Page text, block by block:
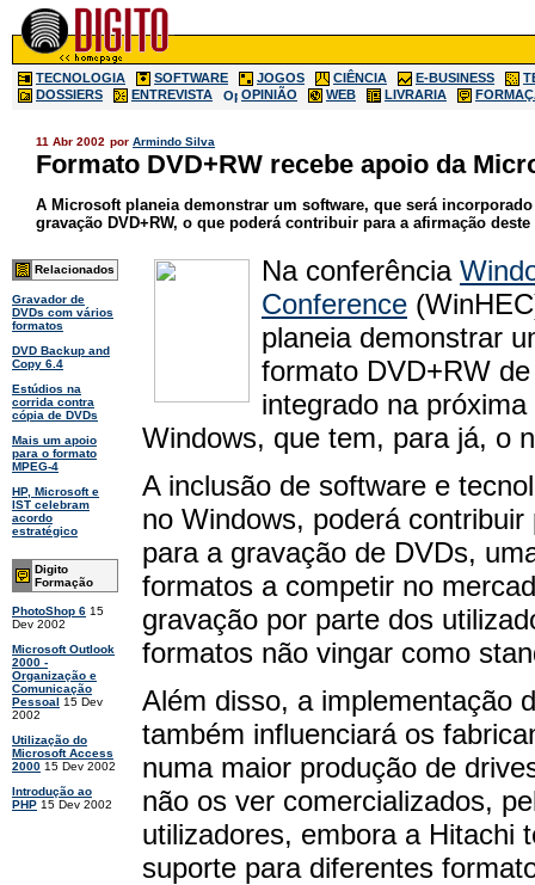
TECNOLOGIA SOFTWARE JOGOS CIÊNCIA E-BUSINESS
DOSSIERS
ENTREVISTA OPINIÃO WEB LIVRARIA
11 Abr 2002 por Armindo Silva
Formato DVD+RW recebe apoio da
A Microsoft planeia demonstrar um software, que será
gravação DVD+RW, o que poderá contribuir para a afirmação
Relacionados
Gravador de
DVDs com vários
formatos
DVD Backup and
Copy 6.4
Estúdios na
corrida contra
cópia de DVDs
Mais um apoio
para o formato
MPEG-4
HP, Microsoft e
IST celebram
acordo
estratégico
Digito
Formação
PhotoShop 6 15
Dev 2002
Microsoft Outlook
2000 -
Organização e
Comunicação
Pessoal 15 Dev
2002
Utilização do
Microsoft Access
2000 15 Dev 2002
Introdução ao
PHP 15 Dev 2002
Na conferência
Conference
planeia demonstrar
formato DVD+RW
integrado na
Windows, que tem, para já, o
A inclusão de software e
no Windows, poderá
para a gravação de DVDs,
formatos a competir no
gravação por parte dos
formatos não vingar como
Além disso, a implementação
também influenciará os
numa maior produção de
não os ver comercializados,
utilizadores, embora a Hitachi
suporte para diferentes